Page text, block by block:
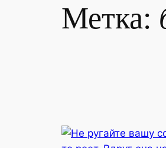
Метка: